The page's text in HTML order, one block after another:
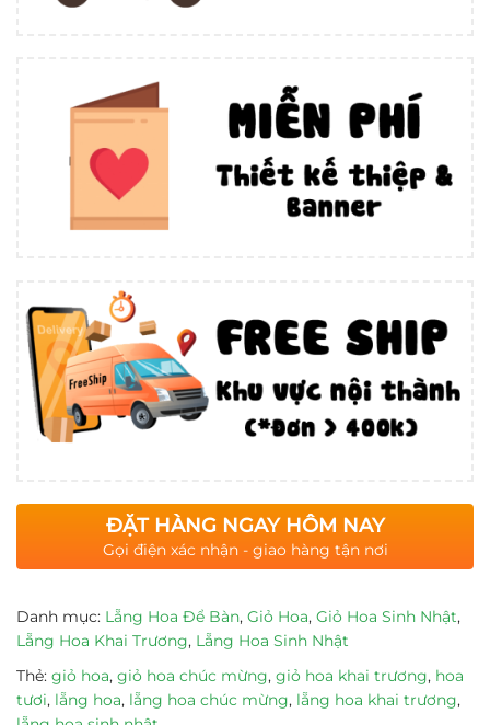
ĐẶT HÀNG NGAY HÔM NAY
Gọi điện xác nhận - giao hàng tận nơi
Danh mục: Lẵng Hoa Để Bàn, Giỏ Hoa, Giỏ Hoa Sinh Nhật,
Lẵng Hoa Khai Trương, Lẵng Hoa Sinh Nhật
Thẻ: giỏ hoa, giỏ hoa chúc mừng, giỏ hoa khai trương, hoa
tươi, lẵng hoa, lẵng hoa chúc mừng, lẵng hoa khai trương,